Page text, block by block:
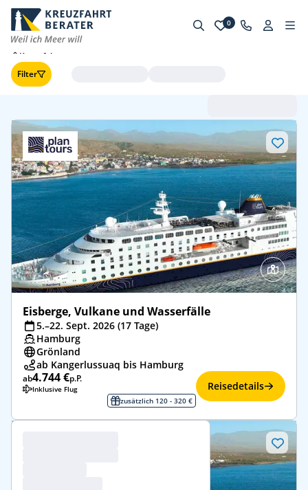
0
Kreuzfahrten
Filter
Eisberge, Vulkane und Wasserfälle
5.–22. Sept. 2026 (17 Tage)
Hamburg
Grönland
ab Kangerlussuaq bis Hamburg
ab4.744 €p.P.
Inklusive Flug
zusätzlich 120 - 320 €
Reisedetails